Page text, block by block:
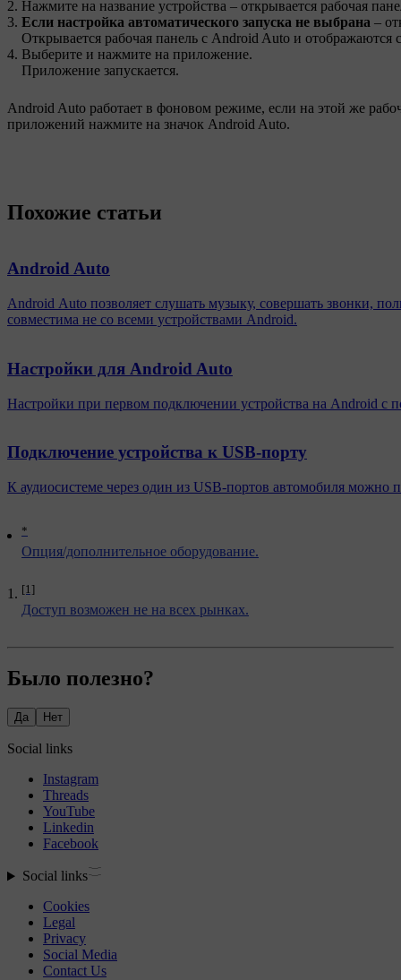
Нажмите на название устройства – открывается рабочая
Если настройка автоматического запуска не выбрана –
Открывается рабочая панель с Android Auto и отображаются
Выберите и нажмите на приложение.
Приложение запускается.
Android Auto работает в фоновом режиме, если на этой же
приложений нажмите на значок Android Auto.
*
Опция/дополнительное оборудование.
[1]
Доступ возможен не на всех рынках.
Похожие статьи
Android Auto
Android Auto позволяет слушать музыку, совершать звонки,
совместима не со всеми устройствами Android.
Настройки для Android Auto
Настройки при первом подключении устройства на Android
Подключение устройства к USB-порту
К аудиосистеме через один из USB-портов автомобиля
Было полезно?
Да Нет